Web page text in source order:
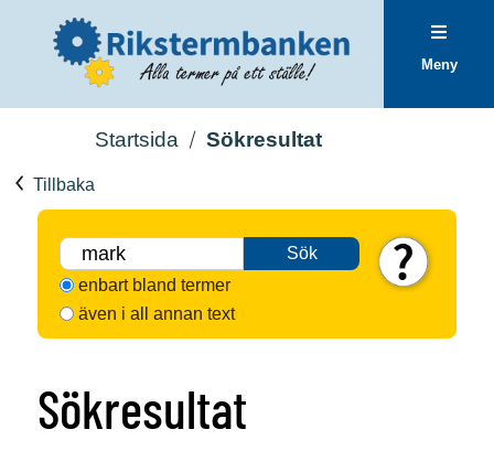
Meny
Startsida Sökresultat
Tillbaka
Sök
enbart bland termer
även i all annan text
Sökresultat